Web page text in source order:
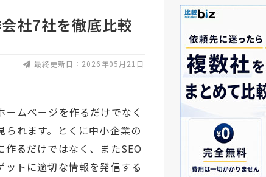
社7社を徹底比較
最終更新日：2026年05月21日
ムページを作るだけでなく
れます。とくに中小企業の
るだけではなく、またSEO
トに適切な情報を発信する